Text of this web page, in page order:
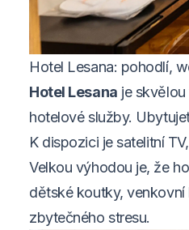
Hotel Lesana: pohodlí,
Hotel Lesana je
hotelové služby.
K dispozici je satelitní
Velkou výhodou je, že
dětské koutky,
zbytečného stresu.